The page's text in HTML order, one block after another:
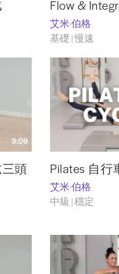
Flow &
艾米·伯格
基礎 | 慢速
9:09
頭 Pilates 自行
艾米·伯格
中級 | 穩定